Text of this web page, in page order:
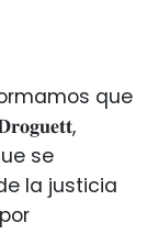
que
se
la justicia